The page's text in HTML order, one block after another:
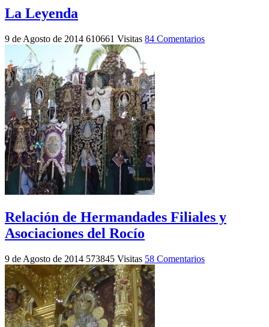
La Leyenda
9 de Agosto de 2014 610661 Visitas 84 Comentarios
Relación de Hermandades Filiales y
Asociaciones del Rocío
9 de Agosto de 2014 573845 Visitas 58 Comentarios